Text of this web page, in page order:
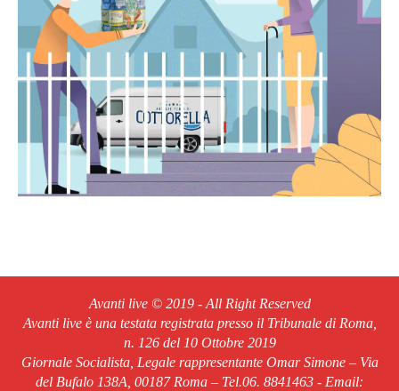
Avanti live © 2019 - All Right Reserved
Avanti live è una testata registrata presso il Tribunale di Roma,
n. 126 del 10 Ottobre 2019
Giornale Socialista, Legale rappresentante Omar Simone – Via
del Bufalo 138A, 00187 Roma – Tel.06. 8841463 - Email: